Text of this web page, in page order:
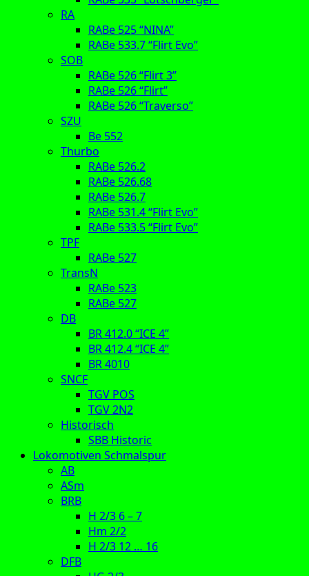
RA
RABe 525 “NINA”
RABe 533.7 “Flirt Evo”
SOB
RABe 526 “Flirt 3”
RABe 526 “Flirt”
RABe 526 “Traverso”
SZU
Be 552
Thurbo
RABe 526.2
RABe 526.68
RABe 526.7
RABe 531.4 “Flirt Evo”
RABe 533.5 “Flirt Evo”
TPF
RABe 527
TransN
RABe 523
RABe 527
DB
BR 412.0 “ICE 4”
BR 412.4 “ICE 4”
BR 4010
SNCF
TGV POS
TGV 2N2
Historisch
SBB Historic
Lokomotiven Schmalspur
AB
ASm
BRB
H 2/3 6 – 7
Hm 2/2
H 2/3 12 … 16
DFB